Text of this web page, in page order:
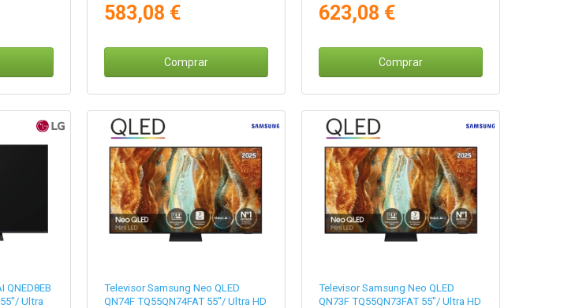
583,08 €
Comprar
623,08 €
Comprar
QNED8EB
55"/ Ultra
Televisor Samsung Neo QLED
QN74F TQ55QN74FAT 55"/ Ultra HD
Televisor Samsung Neo QLED
QN73F TQ55QN73FAT 55"/ Ultra HD